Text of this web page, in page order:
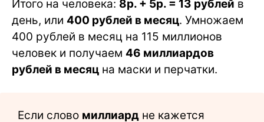
Итого на человека: 8р. + 5р. = 13 рублей в
день, или 400 рублей в месяц. Умножаем
400 рублей в месяц на 115 миллионов
человек и получаем 46 миллиардов
рублей в месяц на маски и перчатки.
Если слово миллиард не кажется